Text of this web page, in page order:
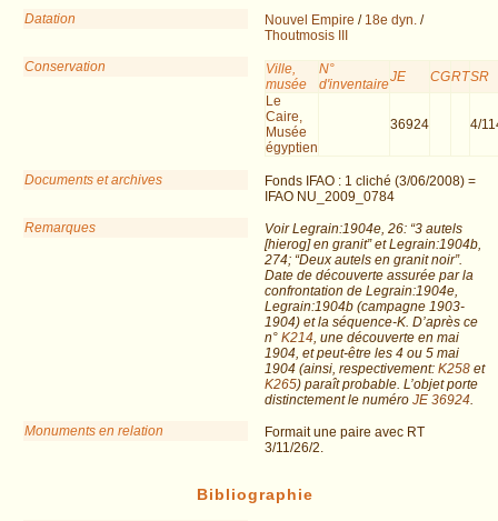
Datation Nouvel Empire / 18e dyn. /
Thoutmosis III
Conservation
Ville,
musée
N°
d'inventaireJE CGRTSR
Le
Caire,
Musée
égyptien
36924 4/
Documents et archives
Fonds IFAO : 1 cliché (3/06/2008) =
IFAO NU_2009_0784
Remarques
Voir Legrain:1904e, 26: “3 autels
[hierog] en granit” et Legrain:1904b,
274; “Deux autels en granit noir”.
Date de découverte assurée par la
confrontation de Legrain:1904e,
Legrain:1904b (campagne 1903-
1904) et la séquence-K. D’après ce
n° K214 , une découverte en mai
1904, et peut-être les 4 ou 5 mai
1904 (ainsi, respectivement: K258 et
K265) paraît probable. L’objet porte
distinctement le numéro JE 36924
Monuments en relation
Formait une paire avec RT
3/11/26/2.
Bibliographie